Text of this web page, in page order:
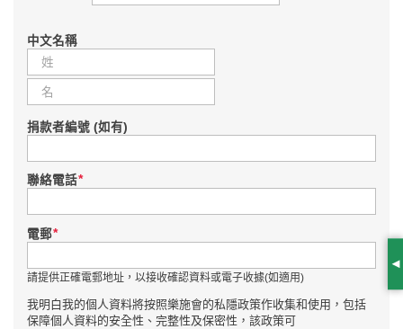
中文名稱
捐款者編號 (如有)
聯絡電話*
電郵*
請提供正確電郵地址，以接收確認資料或電子收據(如適用)
我明白我的個人資料將按照樂施會的私隱政策作收集和使用，包括
保障個人資料的安全性、完整性及保密性，該政策可